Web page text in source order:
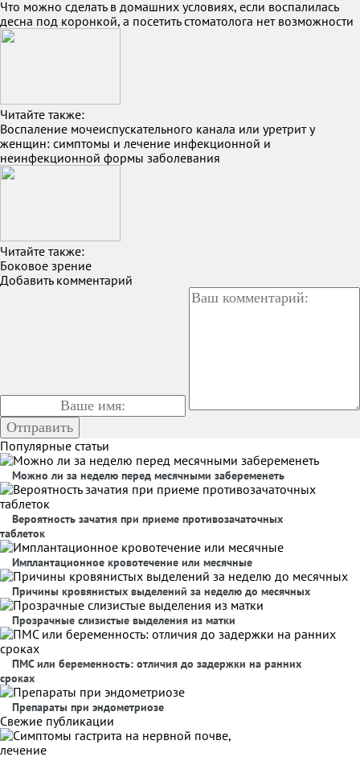
Что можно сделать в домашних условиях, если воспалилась
десна под коронкой, а посетить стоматолога нет возможности
Читайте также:
Воспаление мочеиспускательного канала или уретрит у
женщин: симптомы и лечение инфекционной и
неинфекционной формы заболевания
Читайте также:
Боковое зрение
Добавить комментарий
Популярные статьи
Можно ли за неделю перед месячными забеременеть
Вероятность зачатия при приеме противозачаточных
таблеток
Имплантационное кровотечение или месячные
Причины кровянистых выделений за неделю до месячных
Прозрачные слизистые выделения из матки
ПМС или беременность: отличия до задержки на ранних
сроках
Препараты при эндометриозе
Свежие публикации